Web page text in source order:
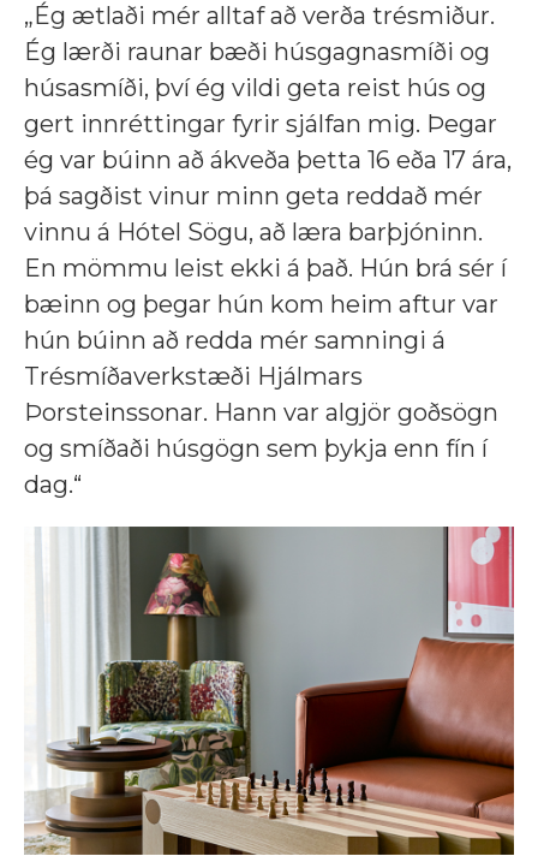
„Ég ætlaði mér alltaf að verða trésmiður.
Ég lærði raunar bæði húsgagnasmíði og
húsasmíði, því ég vildi geta reist hús og
gert innréttingar fyrir sjálfan mig. Þegar
ég var búinn að ákveða þetta 16 eða 17 ára,
þá sagðist vinur minn geta reddað mér
vinnu á Hótel Sögu, að læra barþjóninn.
En mömmu leist ekki á það. Hún brá sér í
bæinn og þegar hún kom heim aftur var
hún búinn að redda mér samningi á
Trésmíðaverkstæði Hjálmars
Þorsteinssonar. Hann var algjör goðsögn
og smíðaði húsgögn sem þykja enn fín í
dag.“